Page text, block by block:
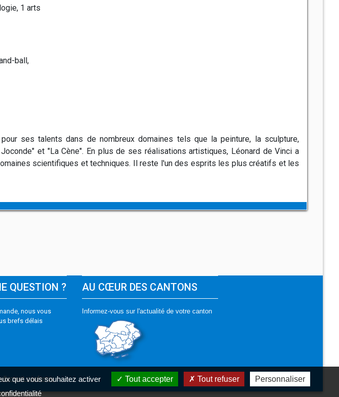
1 arts
ball,
ses talents dans de nombreux domaines tels que la peinture, la sculpture,
et "La Cène". En plus de ses réalisations artistiques, Léonard de Vinci a
scientifiques et techniques. Il reste l'un des esprits les plus créatifs et les
QUESTION ?
nous vous
brefs délais
AU CŒUR DES CANTONS
Informez-vous sur l'actualité de votre canton
conforme
que vous souhaitez activer Tout accepter Tout refuser
Personnaliser